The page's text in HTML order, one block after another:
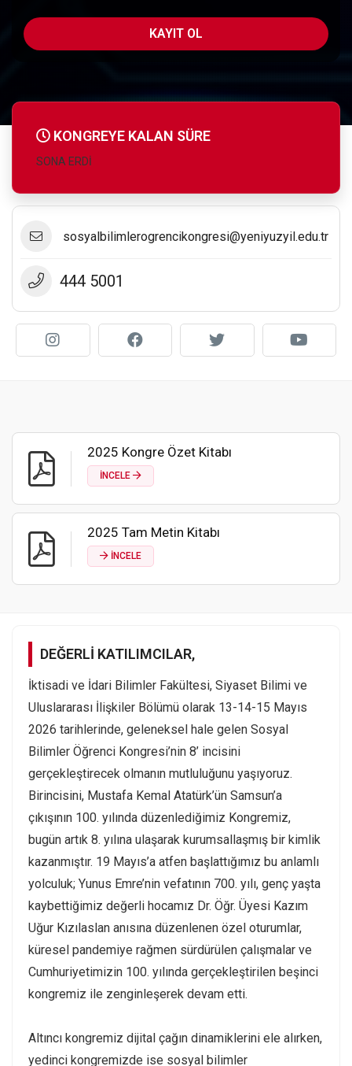
KAYIT OL
KONGREYE KALAN SÜRE
SONA ERDİ
sosyalbilimlerogrencikongresi@yeniyuzyil.edu.tr
444 5001
2025 Kongre Özet Kitabı
İNCELE
2025 Tam Metin Kitabı
İNCELE
DEĞERLİ KATILIMCILAR,
İktisadi ve İdari Bilimler Fakültesi, Siyaset Bilimi ve
Uluslararası İlişkiler Bölümü olarak 13-14-15 Mayıs
2026 tarihlerinde, geleneksel hale gelen Sosyal
Bilimler Öğrenci Kongresi’nin 8’ incisini
gerçekleştirecek olmanın mutluluğunu yaşıyoruz.
Birincisini, Mustafa Kemal Atatürk’ün Samsun’a
çıkışının 100. yılında düzenlediğimiz Kongremiz,
bugün artık 8. yılına ulaşarak kurumsallaşmış bir kimlik
kazanmıştır. 19 Mayıs’a atfen başlattığımız bu anlamlı
yolculuk; Yunus Emre’nin vefatının 700. yılı, genç yaşta
kaybettiğimiz değerli hocamız Dr. Öğr. Üyesi Kazım
Uğur Kızılaslan anısına düzenlenen özel oturumlar,
küresel pandemiye rağmen sürdürülen çalışmalar ve
Cumhuriyetimizin 100. yılında gerçekleştirilen beşinci
kongremiz ile zenginleşerek devam etti.
Altıncı kongremiz dijital çağın dinamiklerini ele alırken,
yedinci kongremizde ise sosyal bilimler